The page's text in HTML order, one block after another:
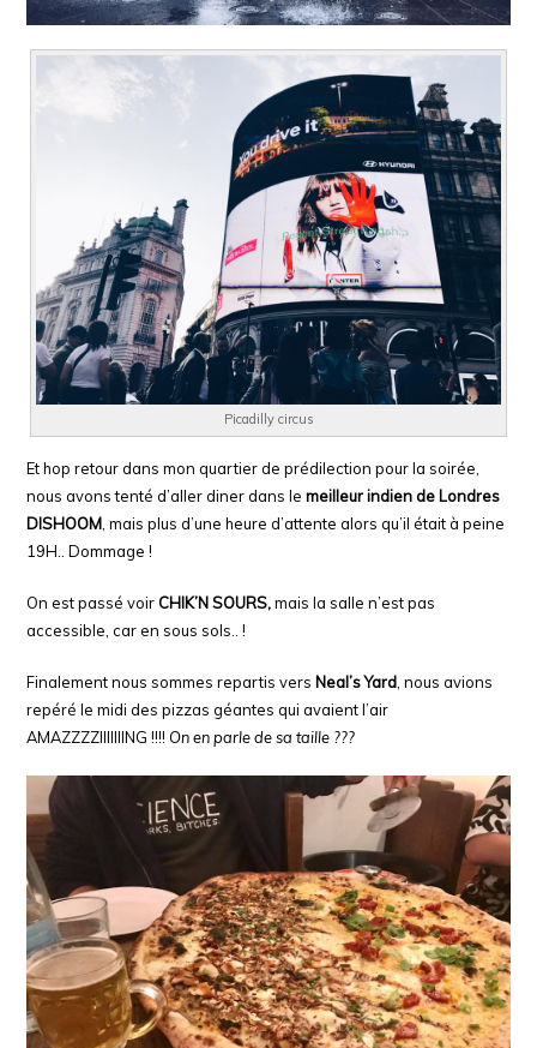
Picadilly circus
Et hop retour dans mon quartier de prédilection pour la soirée,
nous avons tenté d’aller diner dans lemeilleur indien de Londres
DISHOOM , mais plus d’une heure d’attente alors qu’il était à peine
19H.. Dommage !
On est passé voir CHIK’N SOURS,mais la salle n’est pas
accessible, car en sous sols.. !
Finalement nous sommes repartis vers Neal’s Yard , nous avions
repéré le midi des pizzas géantes qui avaient l’air
AMAZZZZIIIIIIING !!!! On en parle de sa taille ???